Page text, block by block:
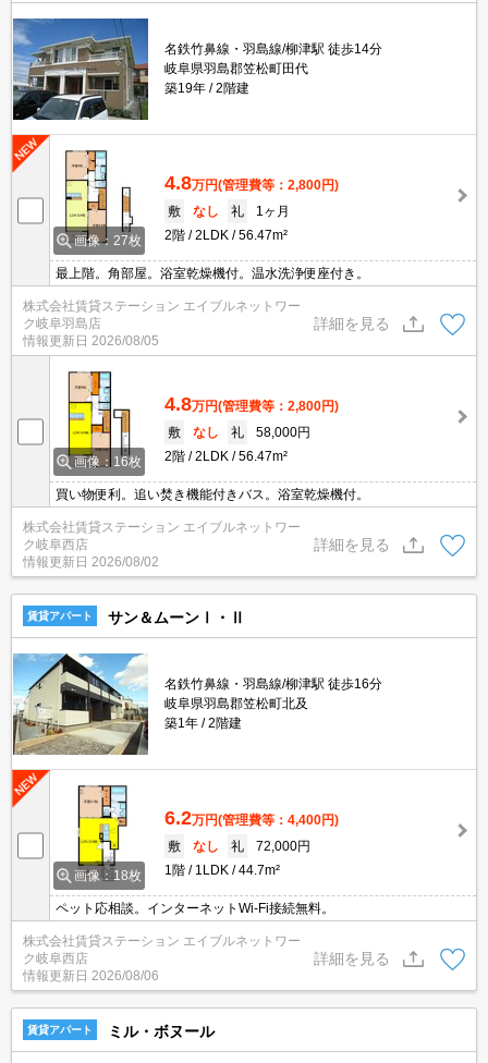
名鉄竹鼻線・羽島線/柳津駅 徒歩14分
岐阜県羽島郡笠松町田代
築19年
2階建
画像：27枚
4.8万円(管理費等：2,800円)
敷
なし 礼
1ヶ月
2階
2LDK 56.47m²
最上階。角部屋。浴室乾燥機付。温水洗浄便座付き。
株式会社賃貸ステーション エイブルネットワー
ク岐阜羽島店
情報更新日 2026/08/05
詳細を見る
画像：16枚
4.8万円(管理費等：2,800円)
敷
なし 礼
58,000円
2階
2LDK 56.47m²
買い物便利。追い焚き機能付きバス。浴室乾燥機付。
株式会社賃貸ステーション エイブルネットワー
ク岐阜西店
情報更新日 2026/08/02
詳細を見る
賃貸アパート サン＆ムーンⅠ・Ⅱ
名鉄竹鼻線・羽島線/柳津駅 徒歩16分
岐阜県羽島郡笠松町北及
築1年
2階建
画像：18枚
6.2万円(管理費等：4,400円)
敷
なし 礼
72,000円
1階
1LDK 44.7m²
ペット応相談。インターネットWi-Fi接続無料。
株式会社賃貸ステーション エイブルネットワー
ク岐阜西店
情報更新日 2026/08/06
詳細を見る
賃貸アパート ミル・ボヌール